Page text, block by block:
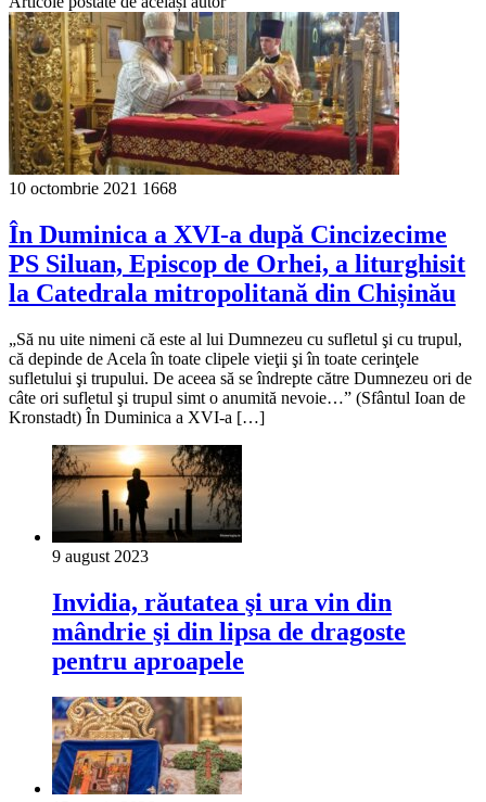
10 octombrie 2021 1668
În Duminica a XVI-a după Cincizecime
PS Siluan, Episcop de Orhei, a liturghisit
la Catedrala mitropolitană din Chișinău
„Să nu uite nimeni că este al lui Dumnezeu cu sufletul şi cu trupul,
că depinde de Acela în toate clipele vieţii şi în toate cerinţele
sufletului şi trupului. De aceea să se îndrepte către Dumnezeu ori de
câte ori sufletul şi trupul simt o anumită nevoie…” (Sfântul Ioan de
Kronstadt) În Duminica a XVI-a […]
9 august 2023
Invidia, răutatea şi ura vin din
mândrie şi din lipsa de dragoste
pentru aproapele